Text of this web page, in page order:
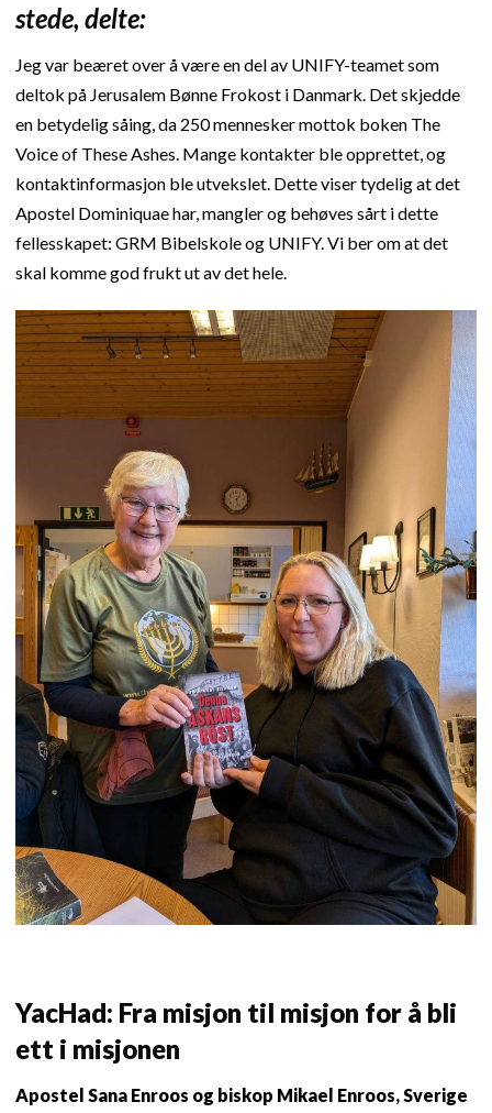
stede, delte:
Jeg var beæret over å være en del av UNIFY-teamet som
deltok på Jerusalem Bønne Frokost i Danmark. Det skjedde
en betydelig såing, da 250 mennesker mottok boken The
Voice of These Ashes. Mange kontakter ble opprettet, og
kontaktinformasjon ble utvekslet. Dette viser tydelig at det
Apostel Dominiquae har, mangler og behøves sårt i dette
fellesskapet: GRM Bibelskole og UNIFY. Vi ber om at det
skal komme god frukt ut av det hele.
YacHad: Fra misjon til misjon for å bli
ett i misjonen
Apostel Sana Enroos og biskop Mikael Enroos, Sverige